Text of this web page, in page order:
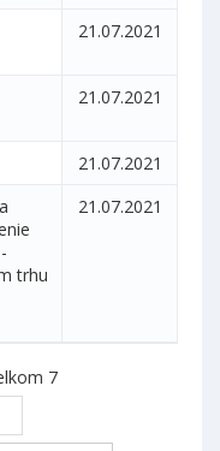
21.07.2021
21.07.2021
21.07.2021
trhu
21.07.2021
7